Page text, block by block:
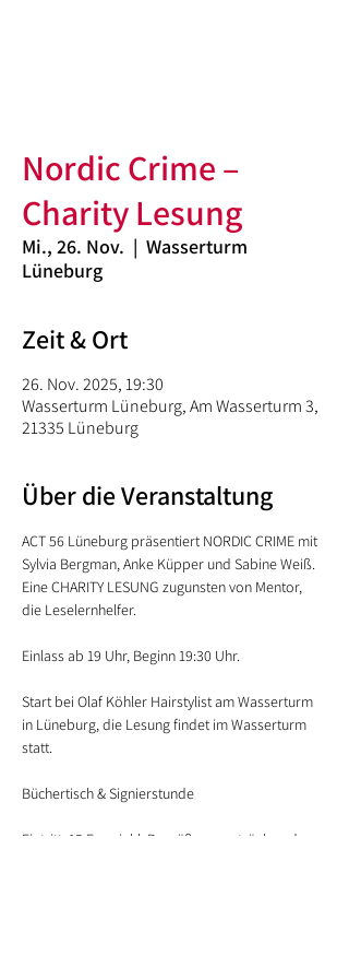
Nordic Crime –
Charity Lesung
Mi., 26. Nov.
  |
Wasserturm
Lüneburg
Zeit & Ort
26. Nov. 2025, 19:30
Wasserturm Lüneburg, Am Wasserturm 3,
21335 Lüneburg
Über die Veranstaltung
ACT 56 Lüneburg präsentiert NORDIC CRIME mit
Sylvia Bergman, Anke Küpper und Sabine Weiß.
Eine CHARITY LESUNG zugunsten von Mentor,
die Leselernhelfer.
Einlass ab 19 Uhr, Beginn 19:30 Uhr.
Start bei Olaf Köhler Hairstylist am Wasserturm
in Lüneburg, die Lesung findet im Wasserturm
statt.
Büchertisch & Signierstunde
Eintritt: 15 Euro inkl. Begrüßungsgetränk und